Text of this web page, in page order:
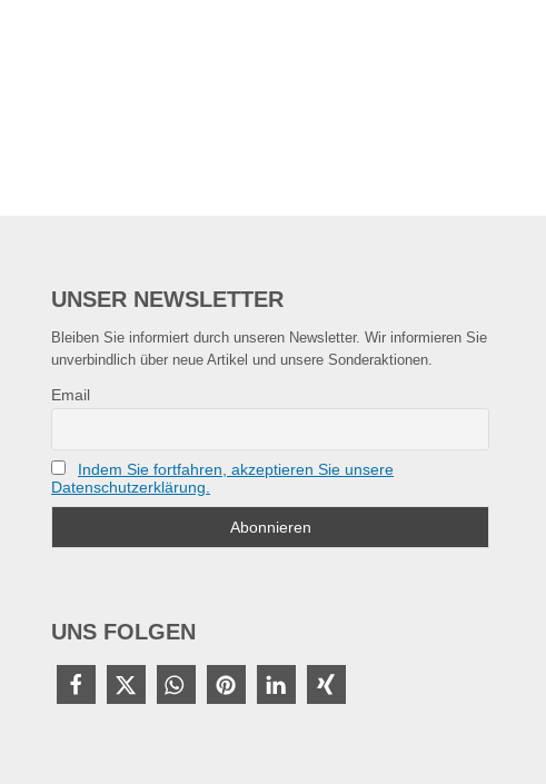
UNSER NEWSLETTER
Bleiben Sie informiert durch unseren Newsletter. Wir informieren Sie
unverbindlich über neue Artikel und unsere Sonderaktionen.
Email
Indem Sie fortfahren, akzeptieren Sie unsere
Datenschutzerklärung.
UNS FOLGEN